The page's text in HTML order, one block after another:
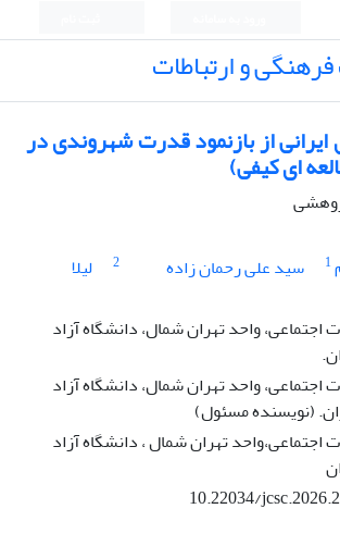
و ارتباطات
ایرانی از بازنمود قدرت شهروندی در
ای کیفی)
1 سید علی رحمان زاده 2
لیلا
اجتماعی، واحد تهران شمال، دانشگاه آزاد
اجتماعی، واحد تهران شمال، دانشگاه آزاد
(نویسنده مسئول)
اجتماعی،واحد تهران شمال ، دانشگاه آزاد
10.22034/